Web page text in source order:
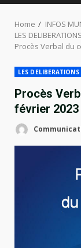
Home
INFOS
LES
Procès Verbal du
LES
Procès
février 2023